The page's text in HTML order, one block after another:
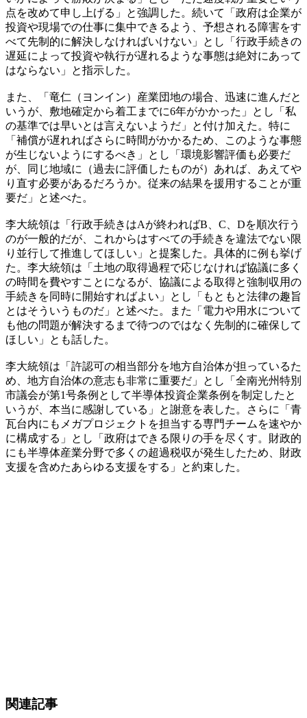
点を改めて申し上げる」と強調した。続いて「政府は企業が
投資や現場での仕事に集中できるよう、予想される障害をす
べて先制的に解決しなければいけない」とし「行政手続きの
遅延によって投資や執行が遅れるような事態は絶対にあって
はならない」と指示した。
また、「竜仁（ヨンイン）産業団地の場合、迅速に進んだと
いうが、敷地確定から着工までに6年がかかった」とし「私
の基準では早いとは言えないようだ」と付け加えた。特に
「補償が遅れればさらに時間がかかるため、このような事態
が生じないようにするべき」とし「環境影響評価も必要だ
が、同じ地域に（過去に評価したものが）あれば、あえてや
り直す必要があるだろうか。従来の結果を援用することが重
要だ」と述べた。
李大統領は「行政手続きはAが終わればB、C、Dを順次行う
のが一般的だが、これからはすべての手続きを違法でない限
り並行して推進してほしい」と提案した。具体的に例も挙げ
た。李大統領は「土地の取得過程で応じなければ協議に多く
の時間を費やすことになるが、協議による取得と強制収用の
手続きを同時に開始すればよい」とし「もともと法律の趣旨
とはそういうものだ」と述べた。また「電力や用水について
も他の問題が解決するまで待つのではなく先制的に確保して
ほしい」とも話した。
李大統領は「許認可の相当部分を地方自治体が担っているた
め、地方自治体の意志も非常に重要だ」とし「全南光州特別
市議会が第1号条例として半導体投資企業条例を制定したと
いうが、本当に感謝している」と謝意を表した。さらに「青
瓦台内にもメガプロジェクトを担当する専門チームを速やか
に構成する」とし「政府はできる限りの手を尽くす。財政的
にも半導体産業分野で多くの超過税収が発生したため、財政
支援を含めたあらゆる支援をする」と約束した。
関連記事